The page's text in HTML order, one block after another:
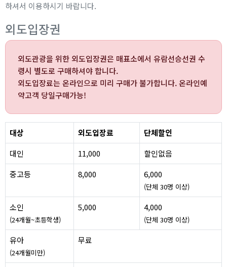
하셔서 이용하시기 바랍니다.
외도입장권
외도관광을 위한 외도입장권은 매표소에서 유람선승선권 수
령시 별도로 구매하셔야 합니다.
외도입장료는 온라인으로 미리 구매가 불가합니다. 온라인예
약고객 당일구매가능!
대상 외도입장료
단체할인
대인
11,000
할인없음
중고등
8,000 6,000
(단체 30명 이상)
소인
(24개월~초등학생)
5,000 4,000
(단체 30명 이상)
유아
(24개월미만)
무료